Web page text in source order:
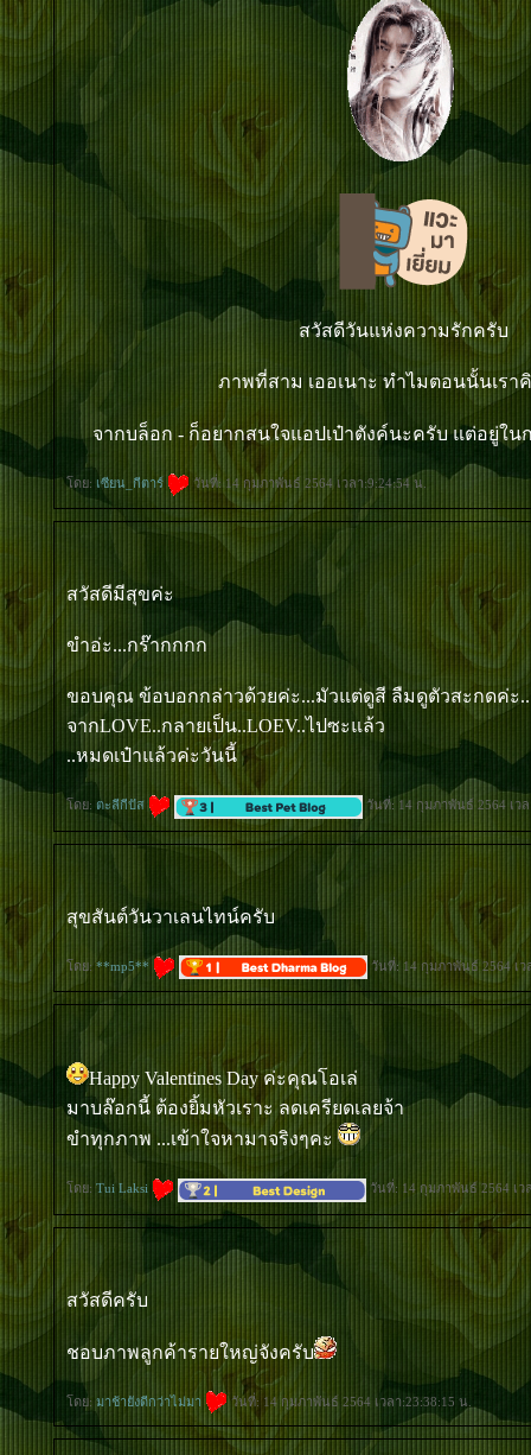
สวัสดีวันแห่งความรักครับ
ภาพที่สาม เออเนาะ ทำไมตอนนั้นเรา
จากบล็อก - ก็อยากสนใจแอปเป๋าตังค์นะครับ แต่อยู่ใ
ดย: เซียน_กีตาร์ วันที่: 14 กุมภาพันธ์ 2564 เวลา:9:24:54 น.
สวัสดีมีสุขค่ะ
ขำอ่ะ...กร๊ากกกก
ขอบคุณ ข้อบอกกล่าวด้วยค่ะ...มัวแต่ดูสี ลืมดูตัวสะกดค่ะ
จากLOVE..กลายเป็น..LOEV..ไปซะแล้ว
..หมดเป๋าแล้วค่ะวันนี้
ดย: ตะลีกีปัส วันที่: 14 กุมภาพันธ์ 2564 เว
สุขสันต์วันวาเลนไทน์ครับ
ดย:**mp5** วันที่: 14 กุมภาพันธ์ 2564 เว
Happy Valentines Day ค่ะคุณโอเล่
มาบล๊อกนี้ ต้องยิ้มหัวเราะ ลดเครียดเลยจ้า
ขำทุกภาพ ...เข้าใจหามาจริงๆคะ
ดย: Tui Laksi วันที่: 14 กุมภาพันธ์ 2564 เว
สวัสดีครับ
ชอบภาพลูกค้ารายใหญ่จังครับ
ดย: มาช้ายังดีกว่าไม่มา วันที่: 14 กุมภาพันธ์ 2564 เวลา:23:38:15 น.